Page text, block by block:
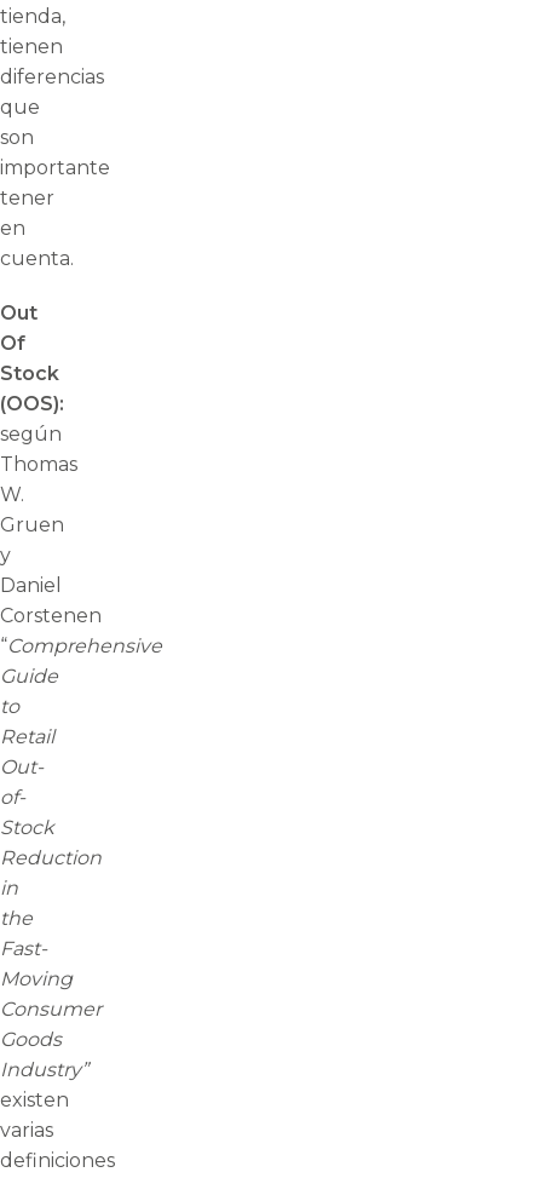
tienda,
tienen
diferencias
que
son
importante
tener
en
cuenta.
Out
Of
Stock
(OOS):
según
Thomas
W.
Gruen
y
Daniel
Corstenen
“Comprehensive
Guide
to
Retail
Out-
of-
Stock
Reduction
in
the
Fast-
Moving
Consumer
Goods
Industry”
existen
varias
definiciones